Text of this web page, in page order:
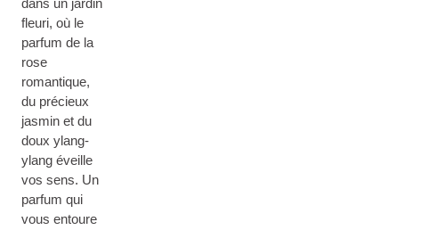
dans un jardin
fleuri, où le
parfum de la
rose
romantique,
du précieux
jasmin et du
doux ylang-
ylang éveille
vos sens. Un
parfum qui
vous entoure